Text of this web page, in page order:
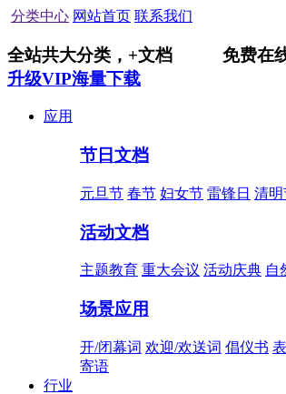
分类中心 网站首页 联系我们
全站共大分类， +文档
免费在
升级VIP海量下载
应用
节日文档
元旦节 春节 妇女节 雷锋日 清明
活动文档
主题教育 重大会议 活动庆典 自
场景应用
开/闭幕词 欢迎/欢送词 倡仪书
寄语
行业